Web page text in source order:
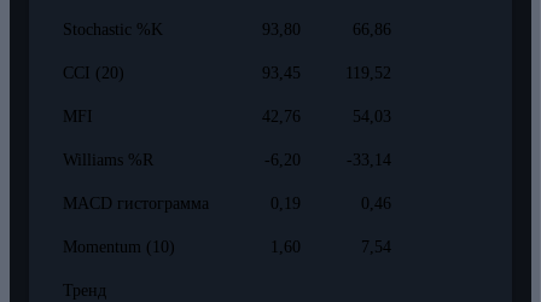
Stochastic %K 93,80 66,86
CCI (20) 93,45 119,52
MFI 42,76 54,03
Williams %R -6,20 -33,14
MACD гистограмма 0,19 0,46
Momentum (10) 1,60 7,54
Тренд